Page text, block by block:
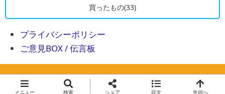
讃岐うどんの通販(29)
しょうゆうどん(26) 善通寺市のうどん店(26)
三豊市のうどん店(25) 天ぷらうどん(24)
ティータイム(23) 閉店(22) きつねうどん(22) 坂出市(21)
釜玉うどん(21) 坂出市のうどん店(20)
買ったもの(33)
プライバシーポリシー
ご意見BOX / 伝言板
© 2016-2026 ゆり子飯.
メニュー 検索 シェア 目次 先頭へ